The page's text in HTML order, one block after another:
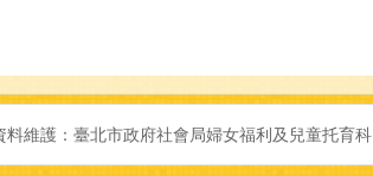
料維護：臺北市政府社會局婦女福利及兒童托育科